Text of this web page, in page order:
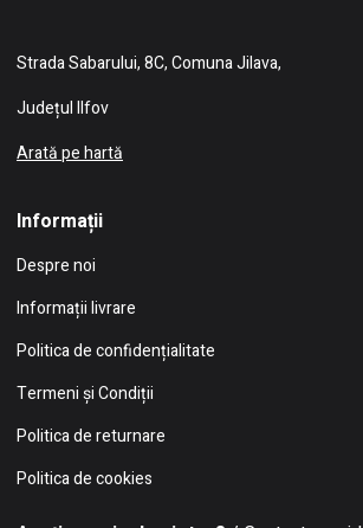
Strada Sabarului, 8C, Comuna Jilava,
Județul Ilfov
Arată pe hartă
Informații
Despre noi
Informații livrare
Politica de confidențialitate
Termeni și Condiții
Politica de returnare
Politica de cookies